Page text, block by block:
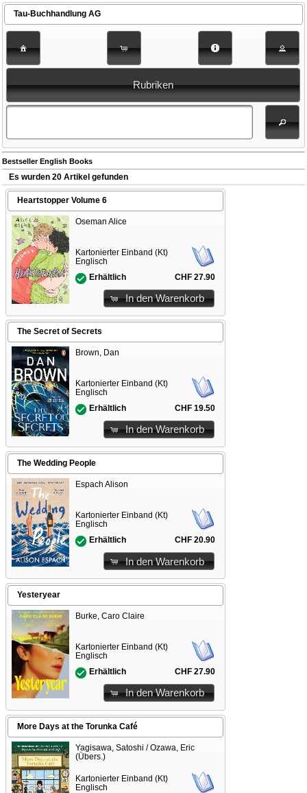
Tau-Buchhandlung AG
Rubriken
Bestseller English Books
Es wurden 20 Artikel gefunden
Heartstopper Volume 6
Oseman Alice
Kartonierter Einband (Kt)
Englisch
Erhältlich
CHF 27.90
In den Warenkorb
The Secret of Secrets
Brown, Dan
Kartonierter Einband (Kt)
Englisch
Erhältlich
CHF 19.50
In den Warenkorb
The Wedding People
Espach Alison
Kartonierter Einband (Kt)
Englisch
Erhältlich
CHF 20.90
In den Warenkorb
Yesteryear
Burke, Caro Claire
Kartonierter Einband (Kt)
Englisch
Erhältlich
CHF 27.90
In den Warenkorb
More Days at the Torunka Café
Yagisawa, Satoshi / Ozawa, Eric
(Übers.)
Kartonierter Einband (Kt)
Englisch